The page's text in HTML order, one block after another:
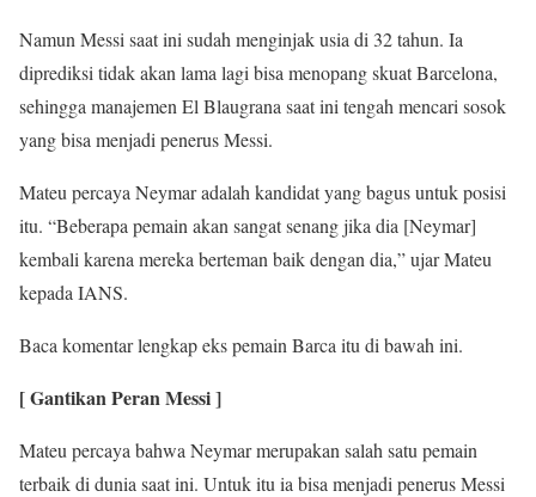
Namun Messi saat ini sudah menginjak usia di 32 tahun. Ia
diprediksi tidak akan lama lagi bisa menopang skuat Barcelona,
sehingga manajemen El Blaugrana saat ini tengah mencari sosok
yang bisa menjadi penerus Messi.
Mateu percaya Neymar adalah kandidat yang bagus untuk posisi
itu. “Beberapa pemain akan sangat senang jika dia [Neymar]
kembali karena mereka berteman baik dengan dia,” ujar Mateu
kepada IANS.
Baca komentar lengkap eks pemain Barca itu di bawah ini.
[ Gantikan Peran Messi ]
Mateu percaya bahwa Neymar merupakan salah satu pemain
terbaik di dunia saat ini. Untuk itu ia bisa menjadi penerus Messi